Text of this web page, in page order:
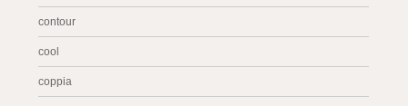
contour
cool
coppia